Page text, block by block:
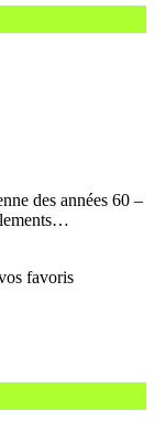
des années 60 –